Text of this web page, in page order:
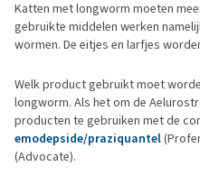
Katten met longworm moeten
gebruikte middelen werken
wormen. De eitjes en larfjes
Welk product gebruikt moet
longworm. Als het om de
producten te gebruiken met de
emodepside/praziquantel
(Advocate).